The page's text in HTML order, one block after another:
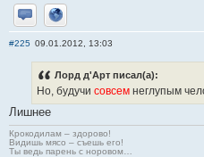
Отправить личное
Сайт
#225 09.01.2012, 13:03
Лорд д'Арт писал(а):
Но, будучи совсем неглупым
Лишнее
Крокодилам – здорово!
Видишь мясо – съешь его!
Ты ведь парень с норовом…